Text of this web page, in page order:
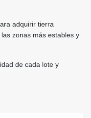
adquirir tierra
zonas más estables y
de cada lote y